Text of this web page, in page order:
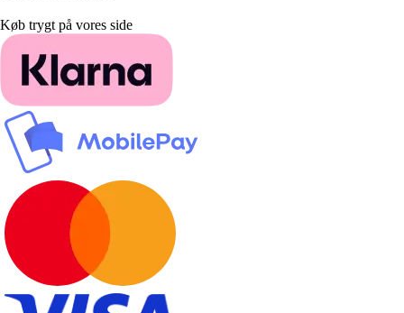
Køb trygt på vores side